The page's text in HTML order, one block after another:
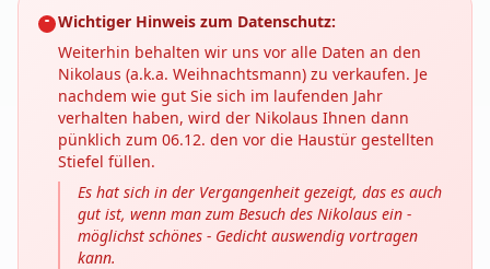
Wichtiger Hinweis zum Datenschutz:
Weiterhin behalten wir uns vor alle Daten an den
Nikolaus (a.k.a. Weihnachtsmann) zu verkaufen. Je
nachdem wie gut Sie sich im laufenden Jahr
verhalten haben, wird der Nikolaus Ihnen dann
pünklich zum 06.12. den vor die Haustür gestellten
Stiefel füllen.
Es hat sich in der Vergangenheit gezeigt, das es auch
gut ist, wenn man zum Besuch des Nikolaus ein -
möglichst schönes - Gedicht auswendig vortragen
kann.